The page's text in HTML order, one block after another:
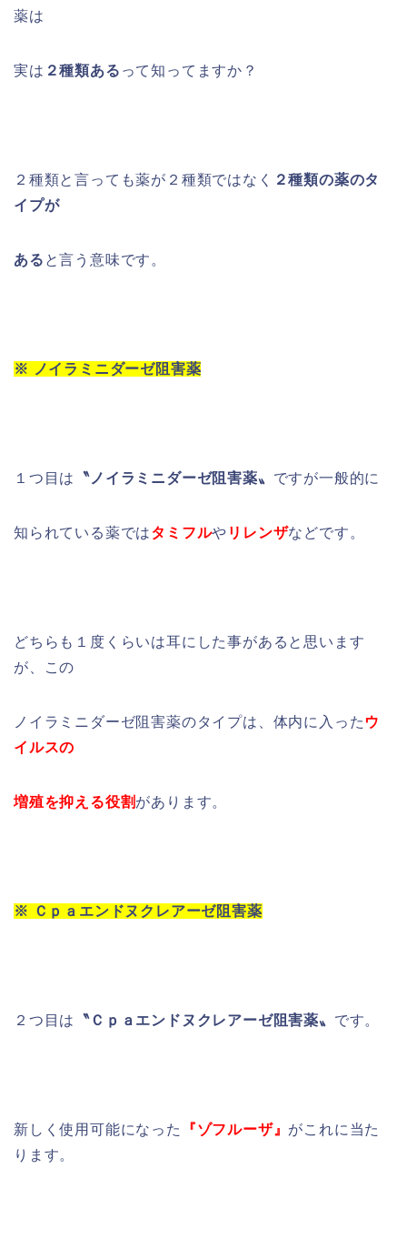
薬は
実は ２種類ある って知ってますか？
２種類と言っても薬が２種類ではなく
２種類の薬のタ
イプが
ある と言う意味です。
※ ノイラミニダーゼ阻害薬
１つ目は 〝ノイラミニダーゼ阻害薬〟 ですが一般的に
知られている薬ではタミフルや リレンザなどです。
どちらも１度くらいは耳にした事があると思います
が、この
ノイラミニダーゼ阻害薬のタイプは、体内に入った ウ
イルスの
増殖を抑える役割があります。
※ Ｃｐａエンドヌクレアーゼ阻害薬
２つ目は 〝Ｃｐａエンドヌクレアーゼ阻害薬〟 です。
新しく使用可能になった 『ゾフルーザ』 がこれに当た
ります。